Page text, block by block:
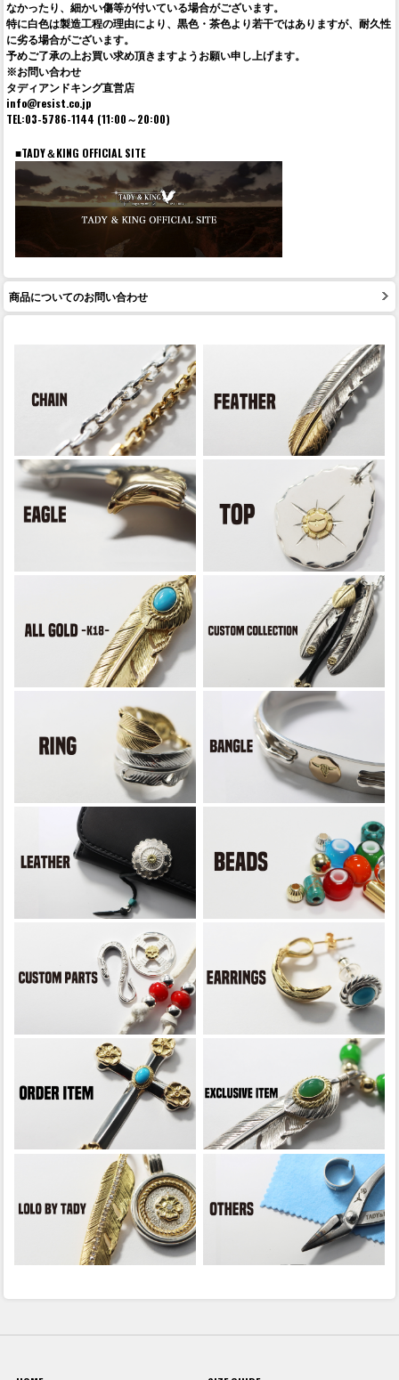
なかったり、細かい傷等が付いている場合がございます。
特に白色は製造工程の理由により、黒色・茶色より若干ではありますが、耐久性
に劣る場合がございます。
予めご了承の上お買い求め頂きますようお願い申し上げます。
※お問い合わせ
タディアンドキング直営店
info@resist.co.jp
TEL:03-5786-1144 (11:00～20:00)
■TADY＆KING OFFICIAL SITE
商品についてのお問い合わせ